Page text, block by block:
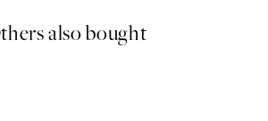
also bought